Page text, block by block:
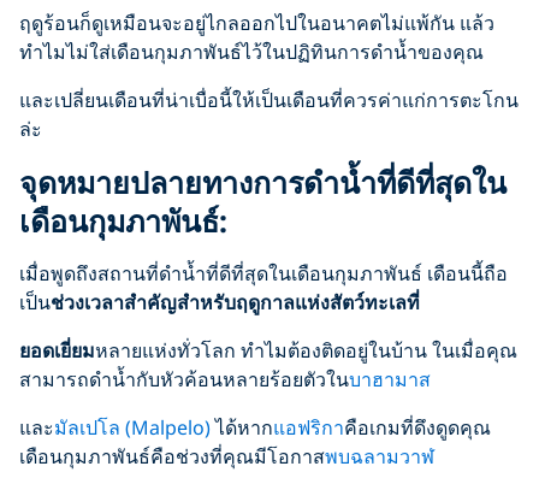
ฤดูร้อนก็ดูเหมือนจะอยู่ไกลออกไปในอนาคตไม่แพ้กัน แล้ว
ทำไมไม่ใส่เดือนกุมภาพันธ์ไว้ในปฏิทินการดำน้ำของคุณ
และเปลี่ยนเดือนที่น่าเบื่อนี้ให้เป็นเดือนที่ควรค่าแก่การตะโกน
ล่ะ
จุดหมายปลายทางการดำน้ำที่ดีที่สุดใน
เดือนกุมภาพันธ์:
เมื่อพูดถึงสถานที่ดำน้ำที่ดีที่สุดในเดือนกุมภาพันธ์ เดือนนี้ถือ
เป็นช่วงเวลาสำคัญสำหรับฤดูกาลแห่งสัตว์ทะเลที่
ยอดเยี่ยมหลายแห่งทั่วโลก ทำไมต้องติดอยู่ในบ้าน ในเมื่อคุณ
สามารถดำน้ำกับหัวค้อนหลายร้อยตัวในบาฮามาส
และมัลเปโล (Malpelo)ได้หากแอฟริกาคือเกมที่ดึงดูดคุณ
เดือนกุมภาพันธ์คือช่วงที่คุณมีโอกาสพบฉลามวาฬ